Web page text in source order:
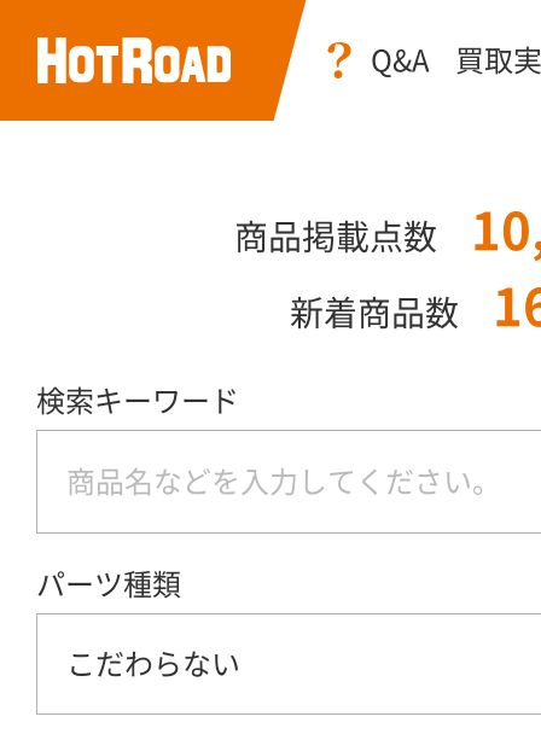
Q&A 買取
商品掲載点数
新着商品数
検索キーワード
パーツ種類
こだわらない